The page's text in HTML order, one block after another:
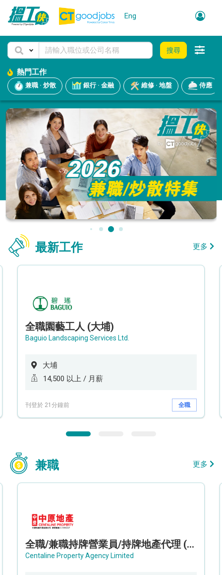
Eng
搜尋
熱門工作
兼職 · 炒散 銀行 · 金融 維修 · 地盤 侍應
最新工作 更多
全職園藝工人 (大埔)
Baguio Landscaping Services Ltd.
大埔
14,500 以上 / 月薪
刊登於 21分鐘前 全職
兼職 更多
全職/兼職持牌營業員/持牌地產代理 (長沙灣/將軍澳/油塘)
Centaline Property Agency Limited